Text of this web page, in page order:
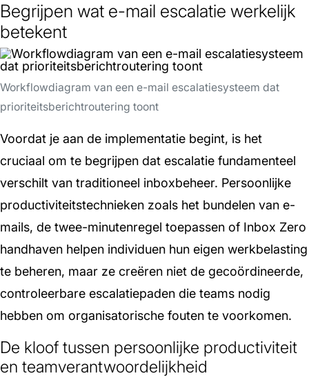
Begrijpen wat e-mail escalatie werkelijk
betekent
Workflowdiagram van een e-mail escalatiesysteem dat
prioriteitsberichtroutering toont
Voordat je aan de implementatie begint, is het
cruciaal om te begrijpen dat escalatie fundamenteel
verschilt van traditioneel inboxbeheer. Persoonlijke
productiviteitstechnieken zoals het bundelen van e-
mails, de twee-minutenregel toepassen of Inbox Zero
handhaven helpen individuen hun eigen werkbelasting
te beheren, maar ze creëren niet de gecoördineerde,
controleerbare escalatiepaden die teams nodig
hebben om organisatorische fouten te voorkomen.
De kloof tussen persoonlijke productiviteit
en teamverantwoordelijkheid